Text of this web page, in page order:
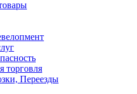
торговля
Переезды